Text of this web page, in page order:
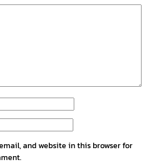
and website in this browser for